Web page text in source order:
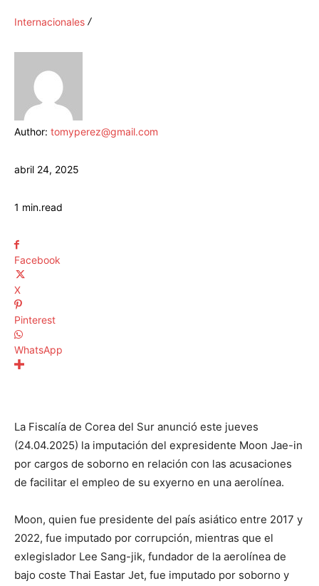
Internacionales
Author: tomyperez@gmail.com
abril 24, 2025
1 min.read
Facebook
X
Pinterest
WhatsApp
La Fiscalía de Corea del Sur anunció este jueves
(24.04.2025) la imputación del expresidente Moon Jae-in
por cargos de soborno en relación con las acusaciones
de facilitar el empleo de su exyerno en una aerolínea.
Moon, quien fue presidente del país asiático entre 2017 y
2022, fue imputado por corrupción, mientras que el
exlegislador Lee Sang-jik, fundador de la aerolínea de
bajo coste Thai Eastar Jet, fue imputado por soborno y